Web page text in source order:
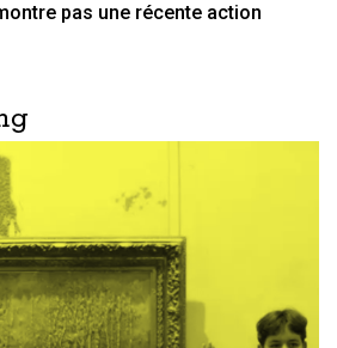
pas une récente action